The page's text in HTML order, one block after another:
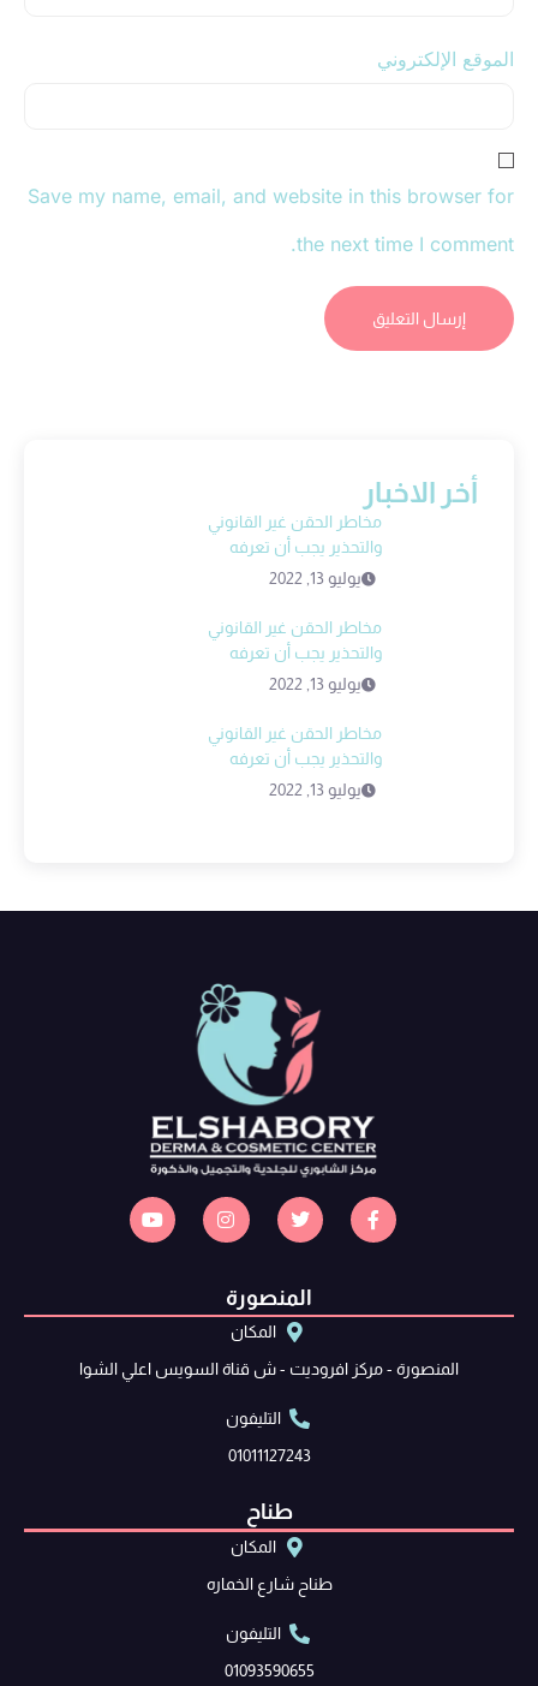
الموقع الإلكتروني
Save my name, email, and website in this browser for
the next time I comment.
أخر الاخبار
مخاطر الحقن غير القانوني
والتحذير يجب أن تعرفه
يوليو 13, 2022
مخاطر الحقن غير القانوني
والتحذير يجب أن تعرفه
يوليو 13, 2022
مخاطر الحقن غير القانوني
والتحذير يجب أن تعرفه
يوليو 13, 2022
المنصورة
المكان
المنصورة - مركز افروديت - ش قناة السويس اعلي الشوا
التليفون
01011127243
طناح
المكان
طناح شارع الخماره
التليفون
01093590655